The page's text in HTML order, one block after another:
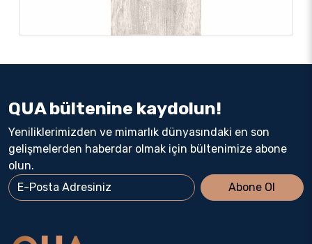
QUA bültenine kaydolun!
Yeniliklerimizden ve mimarlık dünyasındaki en son
gelişmelerden haberdar olmak için bültenimize abone
olun.
Abone Ol